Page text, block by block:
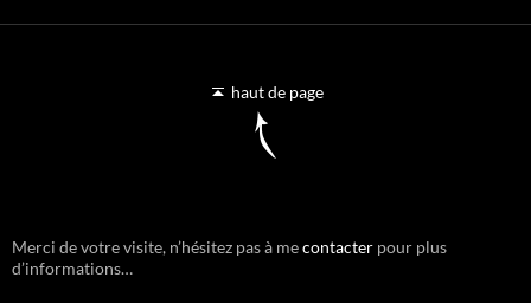
haut de page
Merci de votre visite, n’hésitez pas à mecontacter pour plus
d’informations…